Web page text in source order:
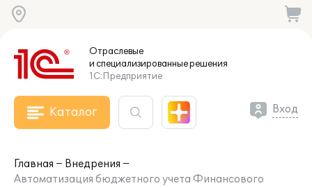
Отраслевые
и специализированныерешения
1С:Предприятие
Каталог Вход
Главная
Внедрения
Автоматизация бюджетного учета Финансового